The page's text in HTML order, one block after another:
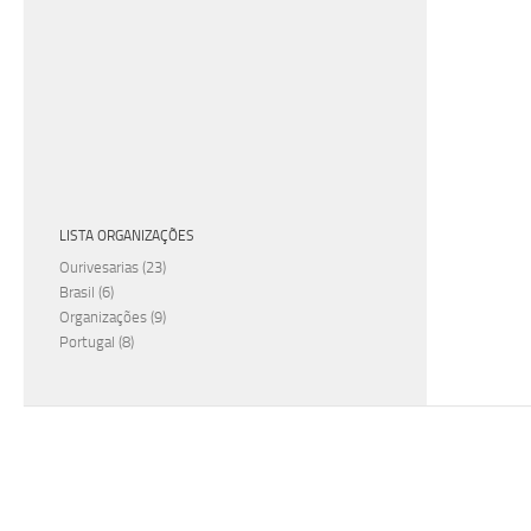
LISTA ORGANIZAÇÕES
Ourivesarias (23)
Brasil (6)
Organizações (9)
Portugal (8)